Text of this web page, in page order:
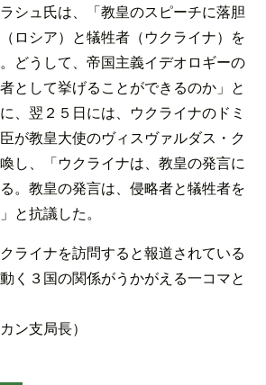
シュ氏は、「教皇のスピーチに落胆
ロシア）と犠牲者（ウクライナ）を
どうして、帝国主義イデオロギーの
として挙げることができるのか」と
、翌２５日には、ウクライナのドミ
が教皇大使のヴィスヴァルダス・ク
し、「ウクライナは、教皇の発言に
。教皇の発言は、侵略者と犠牲者を
と抗議した。
ライナを訪問すると報道されている
く３国の関係がうかがえる一コマと
ン支局長）